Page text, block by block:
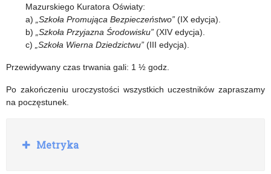
Mazurskiego Kuratora Oświaty:
a) „Szkoła Promująca Bezpieczeństwo” (IX edycja).
b) „Szkoła Przyjazna Środowisku” (XIV edycja).
c) „Szkoła Wierna Dziedzictwu” (III edycja).
Przewidywany czas trwania gali: 1 ½ godz.
Po zakończeniu uroczystości wszystkich uczestników zapraszamy
na poczęstunek.
R
o
Metryka